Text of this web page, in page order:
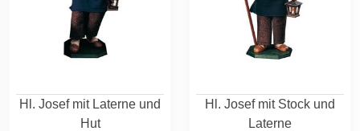
Hl. Josef mit Laterne und
Hut
Hl. Josef mit Stock und
Laterne